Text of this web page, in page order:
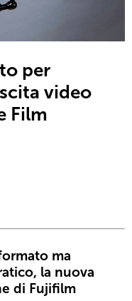
per
video
Film
ma
la nuova
di Fujifilm